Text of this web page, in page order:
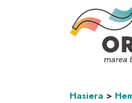
Hasiera >